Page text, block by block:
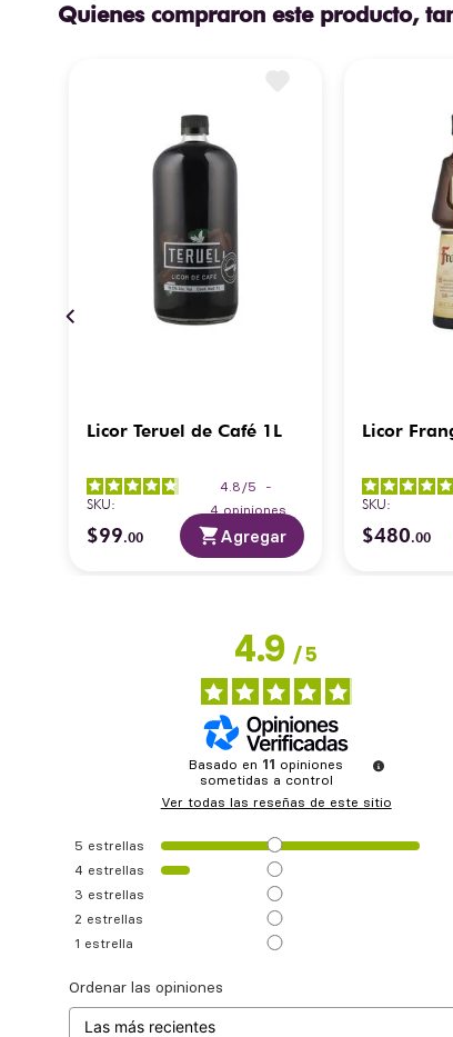
Quienes compraron este producto,
Licor Teruel de Café 1L
4.8 /5
-
4 opiniones
SKU:
$99.00 Agregar
Licor
SKU:
$480.00
4.9/5
Basado en 11
opiniones
sometidas a control
Ver todas las reseñas de este sitio
5 estrellas
4 estrellas
3 estrellas
2 estrellas
1 estrella
Ordenar las opiniones